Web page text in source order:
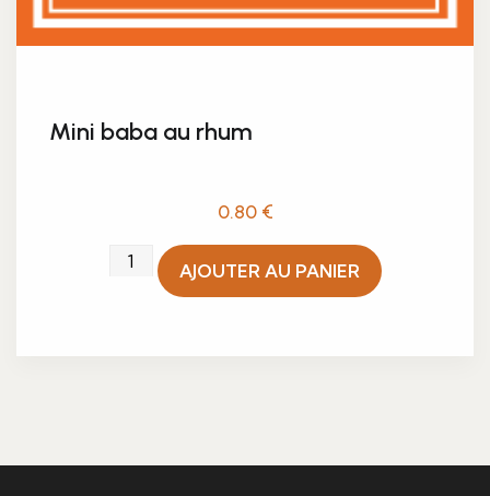
Mini baba au rhum
0.80 €
quantitéAJOUTER AU PANIER